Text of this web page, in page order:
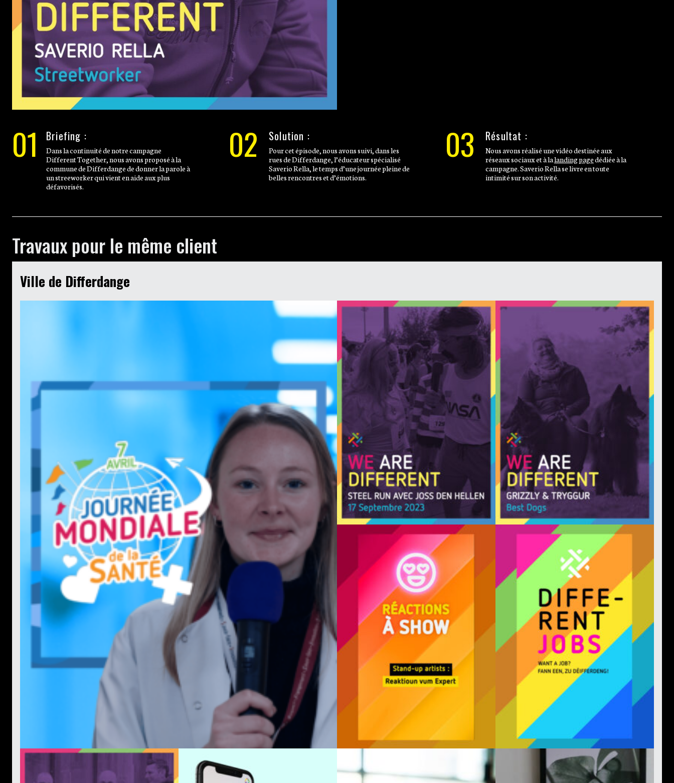
01 Briefing :
Dans la continuité de notre campagne
Different Together, nous avons proposé à la
commune de Differdange de donner la parole à
un streeworker qui vient en aide aux plus
défavorisés.
02 Solution :
Pour cet épisode, nous avons suivi, dans les
rues de Differdange, l’éducateur spécialisé
Saverio Rella, le temps d’une journée pleine de
belles rencontres et d’émotions.
03 Résultat :
Nous avons réalisé une vidéo destinée aux
réseaux sociaux et à lalanding pagedédiée à la
campagne. Saverio Rella se livre en toute
intimité sur son activité.
Travaux pour le même client
Ville de Differdange